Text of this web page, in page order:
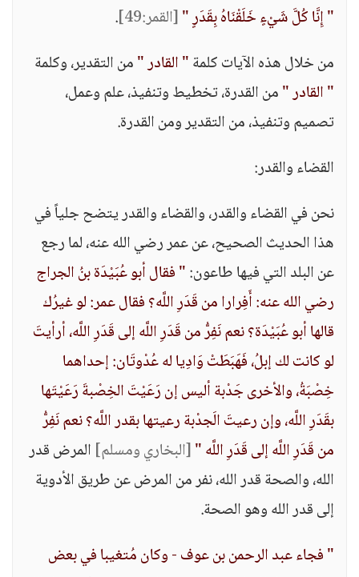
" إِنَّا كُلَّ شَيْءٍ خَلَقْنَاهُ بِقَدَرٍ "[القمر:49]
.
من خلال هذه الآيات كلمة" القادر "من التقدير، وكلمة
" القادر "من القدرة، تخطيط وتنفيذ، علم وعمل،
تصميم وتنفيذ، من التقدير ومن القدرة.
القضاء والقدر:
نحن في القضاء والقدر، والقضاء والقدر يتضح جلياً في
هذا الحديث الصحيح، عن عمر رضي الله عنه، لما رجع
عن البلد التي فيها طاعون:" فقال أبو عُبَيْدَة بنُ الجراج
رضي الله عنه: أَفِرارا من قَدَرِ اللَّه؟ فقال عمر: لو غيرُك
قالها أبو عُبَيْدَة؟ نعم نَفِرُّ من قَدَرِ اللَّه إلى قَدَرِ اللَّه، أرأيتَ
لو كانت لك إبلُ، فَهَبَطَتْ وَادِيا له عُدْوتَان: إحداهما
خِصْبَةُ، والأخرى جَدْبة أليس إن رَعَيْتَ الخِصْبةَ رَعَيْتَها
بقَدَرِ اللَّه، وإن رعيتَ الَجدْبة رعيتها بقدر اللَّه؟ نعم نَفِرُّ
من قَدَرِ اللَّه إلى قَدَرِ اللَّه "[البخاري ومسلم] المرض قدر
الله، والصحة قدر الله، نفر من المرض عن طريق الأدوية
إلى قدر الله وهو الصحة.
" فجاء عبد الرحمن بن عوف - وكان مُتغيبا في بعض